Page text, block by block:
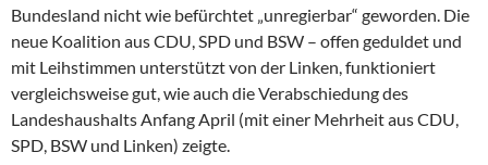
Bundesland nicht wie befürchtet „unregierbar“ geworden. Die
neue Koalition aus CDU, SPD und BSW – offen geduldet und
mit Leihstimmen unterstützt von der Linken, funktioniert
vergleichsweise gut, wie auch die Verabschiedung des
Landeshaushalts Anfang April (mit einer Mehrheit aus CDU,
SPD, BSW und Linken) zeigte.